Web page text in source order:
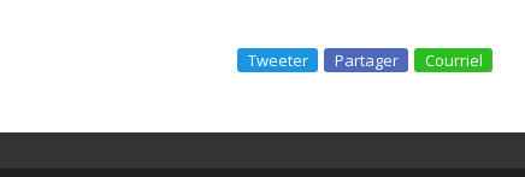
Tweeter Partager Courriel